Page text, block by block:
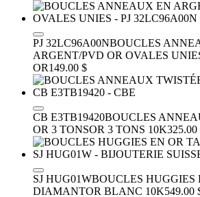
PJ 32LC96A00NBOUCLES
ARGENT/PVD OR OVALES
OR149.00 $
CB E3TB19420BOUCLES
OR 3 TONSOR 3 TONS 10K325.00
SJ HUG01WBOUCLES HUGGIES
DIAMANTOR BLANC 10K549.00